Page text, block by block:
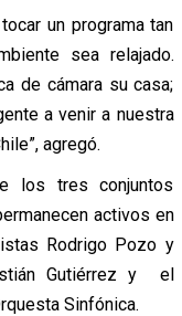
un programa tan
sea relajado.
de cámara su casa;
a venir a nuestra
agregó.
los tres conjuntos
activos en
Rodrigo Pozo y
Gutiérrez y el
Sinfónica.